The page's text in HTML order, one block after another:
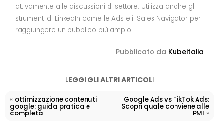
attivamente alle discussioni di settore. Utilizza anche gli
strumenti di LinkedIn come le Ads e il Sales Navigator per
raggiungere un pubblico più ampio.
Pubblicato da Kubeitalia
LEGGI GLI ALTRI ARTICOLI
« ottimizzazione contenuti
google: guida pratica e
completa
Google Ads vs TikTok Ads:
Scopri quale conviene alle
PMI »